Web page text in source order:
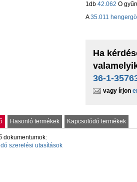
1db 42.062 O
A35.011
Ha
36-1-
vagy írjon
Hasonló termékek Kapcsolódó termékek
dokumentumok:
szerelési utasítások